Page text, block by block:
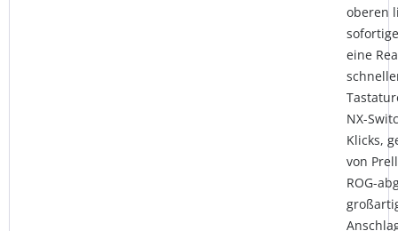
oberen
eine
NX-
Klicks,
von
ROG-